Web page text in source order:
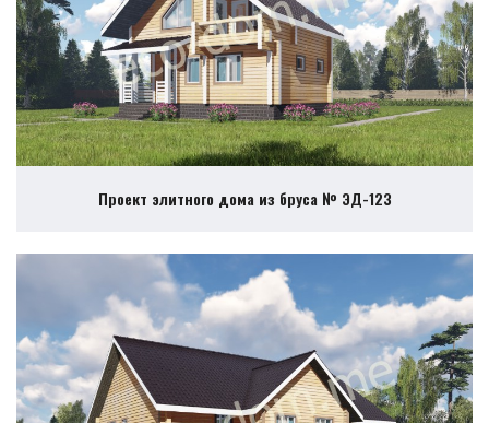
Проект элитного дома из бруса № ЭД-123